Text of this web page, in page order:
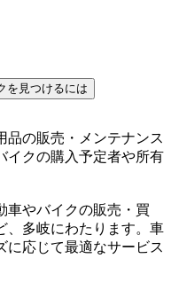
を見つけるには
品の販売・メンテナンス
イクの購入予定者や所有
車やバイクの販売・買
、多岐にわたります。車
に応じて最適なサービス